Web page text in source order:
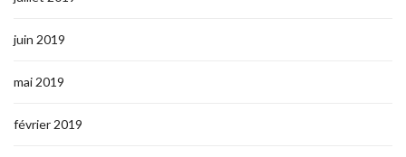
juin 2019
mai 2019
février 2019